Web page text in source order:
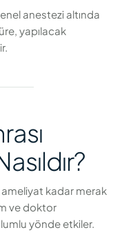
anestezi altında
yapılacak
kadar merak
ve doktor
yönde etkiler.